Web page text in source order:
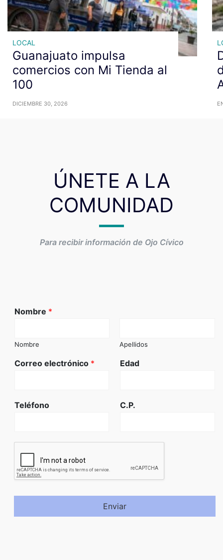
LOCAL
Guanajuato impulsa
comercios con Mi Tienda al
100
DICIEMBRE 30, 2026
ÚNETE A LA
COMUNIDAD
Para recibir información de Ojo Cívico
Nombre *
Nombre Apellidos
Correo electrónico * Edad
Teléfono C.P.
Enviar